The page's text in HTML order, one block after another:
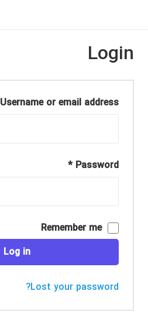
Login
Username or email address
Password
*
Remember me
Log in
Lost your password?